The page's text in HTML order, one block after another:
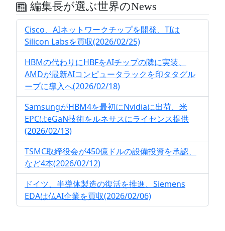
編集長が選ぶ世界のNews
Cisco、AIネットワークチップを開発、TIは
Silicon Labsを買収(2026/02/25)
HBMの代わりにHBFをAIチップの隣に実装、
AMDが最新AIコンピュータラックを印タタグル
ープに導入へ(2026/02/18)
SamsungがHBM4を最初にNvidiaに出荷、米
EPCはeGaN技術をルネサスにライセンス提供
(2026/02/13)
TSMC取締役会が450億ドルの設備投資を承認、
など4本(2026/02/12)
ドイツ、半導体製造の復活を推進、Siemens
EDAは仏AI企業を買収(2026/02/06)